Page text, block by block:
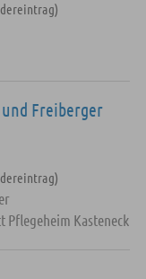
Freiberger
Kasteneck